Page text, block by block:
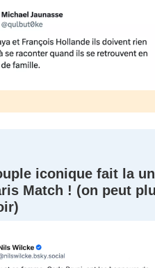
iconique fait la
Match ! (on peut
*
*
Quelques
tweets